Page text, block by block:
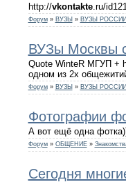
http://vkontakte.ru/
Форум » ВУЗЫ » ВУЗЫ РОССИИ
ВУЗы Москвы
Quote WinteR МГУП +
одном из 2х
Форум » ВУЗЫ » ВУЗЫ РОССИИ
Фотографии
А вот ещё одна
Форум » ОБЩЕНИЕ »
Сегодня